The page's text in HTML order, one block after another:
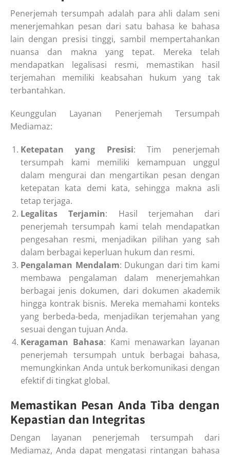
Penerjemah tersumpah adalah para ahli dalam seni
menerjemahkan pesan dari satu bahasa ke bahasa
lain dengan presisi tinggi, sambil mempertahankan
nuansa dan makna yang tepat. Mereka telah
mendapatkan legalisasi resmi, memastikan hasil
terjemahan memiliki keabsahan hukum yang tak
terbantahkan.
Keunggulan Layanan Penerjemah Tersumpah
Mediamaz:
Ketepatan yang Presisi: Tim penerjemah
tersumpah kami memiliki kemampuan unggul
dalam mengurai dan mengartikan pesan dengan
ketepatan kata demi kata, sehingga makna asli
tetap terjaga.
Legalitas Terjamin: Hasil terjemahan dari
penerjemah tersumpah kami telah mendapatkan
pengesahan resmi, menjadikan pilihan yang sah
dalam berbagai keperluan hukum dan resmi.
Pengalaman Mendalam: Dukungan dari tim kami
membawa pengalaman dalam menerjemahkan
berbagai jenis dokumen, dari dokumen akademik
hingga kontrak bisnis. Mereka memahami konteks
yang berbeda-beda, menjadikan terjemahan yang
sesuai dengan tujuan Anda.
Keragaman Bahasa: Kami menawarkan layanan
penerjemah tersumpah untuk berbagai bahasa,
memungkinkan Anda untuk berkomunikasi dengan
efektif di tingkat global.
Memastikan Pesan Anda Tiba dengan
Kepastian dan Integritas
Dengan layanan penerjemah tersumpah dari
Mediamaz, Anda dapat mengatasi rintangan bahasa